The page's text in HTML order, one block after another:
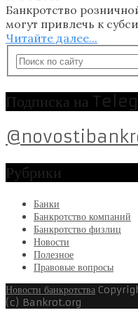
Банкротство
могут привлечь к
Читайте далее...
Подписка на
Рубрики
Банки
Банкротство компаний
Банкротство физлиц
Новости
Полезное
Правовые вопросы
Новости банкротства
(c) Bankrot.org